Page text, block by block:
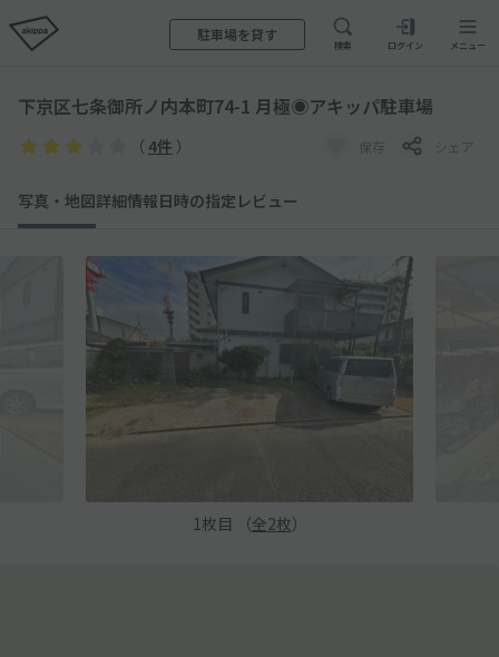
駐車場を貸す
検索 ログイン メニュー
下京区七条御所ノ内本町74-1 月極◉アキッパ駐車場
（ 4件 ） 保存 シェア
写真・地図詳細情報日時の指定 レビュー
1 枚目 （全2枚）